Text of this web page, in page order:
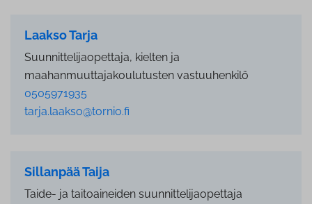
Laakso Tarja
Suunnittelijaopettaja, kielten ja
maahanmuuttajakoulutusten vastuuhenkilö
0505971935
tarja.laakso@tornio.fi
Sillanpää Taija
Taide- ja taitoaineiden suunnittelijaopettaja